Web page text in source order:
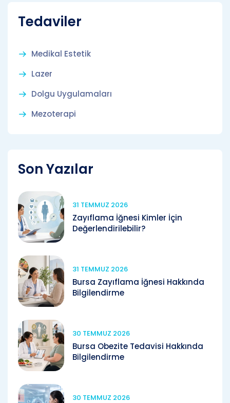
Tedaviler
Medikal Estetik
Lazer
Dolgu Uygulamaları
Mezoterapi
Son Yazılar
31 TEMMUZ 2026
Zayıflama İğnesi Kimler İçin
Değerlendirilebilir?
31 TEMMUZ 2026
Bursa Zayıflama İğnesi Hakkında
Bilgilendirme
30 TEMMUZ 2026
Bursa Obezite Tedavisi Hakkında
Bilgilendirme
30 TEMMUZ 2026